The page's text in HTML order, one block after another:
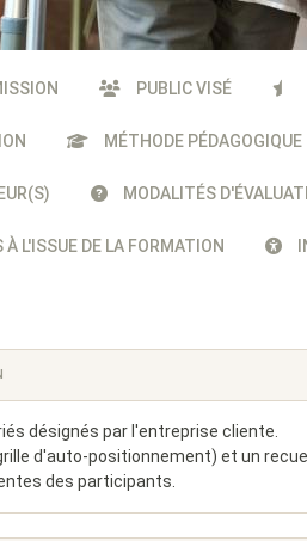
PUBLIC VISÉ
MÉTHODE PÉDAGOGIQUE
MODALITÉS
L'ISSUE DE LA FORMATION
désignés par l'entreprise cliente.
d'auto-positionnement) et un
des participants.